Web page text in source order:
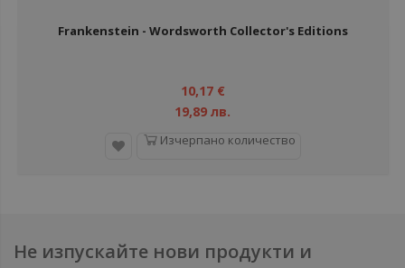
Frankenstein - Wordsworth Collector's Editions
10,17 €
19,89 лв.
Изчерпано количество
Не изпускайте нови продукти и